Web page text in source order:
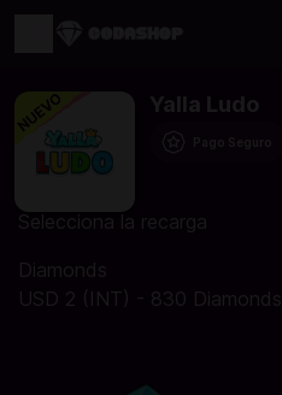
Yalla Ludo
Selecciona la recarga
Diamonds
USD 2 (INT) - 830 Diamonds